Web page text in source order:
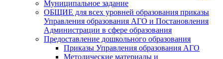
Муниципальное задание
ОБЩИЕ для всех уровней образования приказы
Управления образования АГО и Постановления
Администрации в сфере образования
Предоставление дошкольного образования
Приказы Управления образования АГО
Методические материалы и